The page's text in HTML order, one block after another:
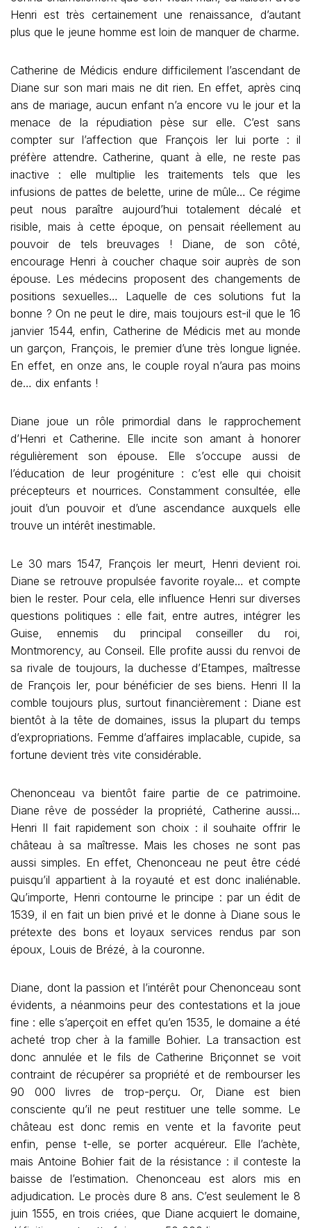
Henri est très certainement une renaissance, d’autant
plus que le jeune homme est loin de manquer de charme.
Catherine de Médicis endure difficilement l’ascendant de
Diane sur son mari mais ne dit rien. En effet, après cinq
ans de mariage, aucun enfant n’a encore vu le jour et la
menace de la répudiation pèse sur elle. C’est sans
compter sur l’affection que François Ier lui porte : il
préfère attendre. Catherine, quant à elle, ne reste pas
inactive : elle multiplie les traitements tels que les
infusions de pattes de belette, urine de mûle… Ce régime
peut nous paraître aujourd’hui totalement décalé et
risible, mais à cette époque, on pensait réellement au
pouvoir de tels breuvages ! Diane, de son côté,
encourage Henri à coucher chaque soir auprès de son
épouse. Les médecins proposent des changements de
positions sexuelles… Laquelle de ces solutions fut la
bonne ? On ne peut le dire, mais toujours est-il que le 16
janvier 1544, enfin, Catherine de Médicis met au monde
un garçon, François, le premier d’une très longue lignée.
En effet, en onze ans, le couple royal n’aura pas moins
de… dix enfants !
Diane joue un rôle primordial dans le rapprochement
d’Henri et Catherine. Elle incite son amant à honorer
régulièrement son épouse. Elle s’occupe aussi de
l’éducation de leur progéniture : c’est elle qui choisit
précepteurs et nourrices. Constamment consultée, elle
jouit d’un pouvoir et d’une ascendance auxquels elle
trouve un intérêt inestimable.
Le 30 mars 1547, François Ier meurt, Henri devient roi.
Diane se retrouve propulsée favorite royale… et compte
bien le rester. Pour cela, elle influence Henri sur diverses
questions politiques : elle fait, entre autres, intégrer les
Guise, ennemis du principal conseiller du roi,
Montmorency, au Conseil. Elle profite aussi du renvoi de
sa rivale de toujours, la duchesse d’Etampes, maîtresse
de François Ier, pour bénéficier de ses biens. Henri II la
comble toujours plus, surtout financièrement : Diane est
bientôt à la tête de domaines, issus la plupart du temps
d’expropriations. Femme d’affaires implacable, cupide, sa
fortune devient très vite considérable.
Chenonceau va bientôt faire partie de ce patrimoine.
Diane rêve de posséder la propriété, Catherine aussi…
Henri II fait rapidement son choix : il souhaite offrir le
château à sa maîtresse. Mais les choses ne sont pas
aussi simples. En effet, Chenonceau ne peut être cédé
puisqu’il appartient à la royauté et est donc inaliénable.
Qu’importe, Henri contourne le principe : par un édit de
1539, il en fait un bien privé et le donne à Diane sous le
prétexte des bons et loyaux services rendus par son
époux, Louis de Brézé, à la couronne.
Diane, dont la passion et l’intérêt pour Chenonceau sont
évidents, a néanmoins peur des contestations et la joue
fine : elle s’aperçoit en effet qu’en 1535, le domaine a été
acheté trop cher à la famille Bohier. La transaction est
donc annulée et le fils de Catherine Briçonnet se voit
contraint de récupérer sa propriété et de rembourser les
90 000 livres de trop-perçu. Or, Diane est bien
consciente qu’il ne peut restituer une telle somme. Le
château est donc remis en vente et la favorite peut
enfin, pense t-elle, se porter acquéreur. Elle l’achète,
mais Antoine Bohier fait de la résistance : il conteste la
baisse de l’estimation. Chenonceau est alors mis en
adjudication. Le procès dure 8 ans. C’est seulement le 8
juin 1555, en trois criées, que Diane acquiert le domaine,